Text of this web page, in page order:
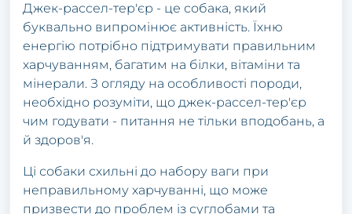
Джек-рассел-тер'єр - це собака, який
буквально випромінює активність. Їхню
енергію потрібно підтримувати правильним
харчуванням, багатим на білки, вітаміни та
мінерали. З огляду на особливості породи,
необхідно розуміти, що джек-рассел-тер'єр
чим годувати - питання не тільки вподобань, а
й здоров'я.
Ці собаки схильні до набору ваги при
неправильному харчуванні, що може
призвести до проблем із суглобами та